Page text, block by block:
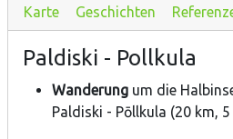
Karte Geschichten
Paldiski - Pollkula
Wanderung um die
Paldiski - Pōllkula (20 km, 5